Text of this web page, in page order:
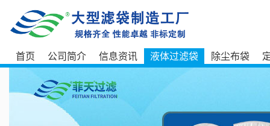
首页 公司简介 信息资讯 液体过滤袋 除尘布袋